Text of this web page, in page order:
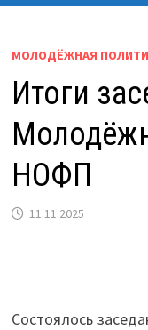
МОЛОДЁЖНАЯ
Итоги
НОФП
11.11.2025
Состоялось